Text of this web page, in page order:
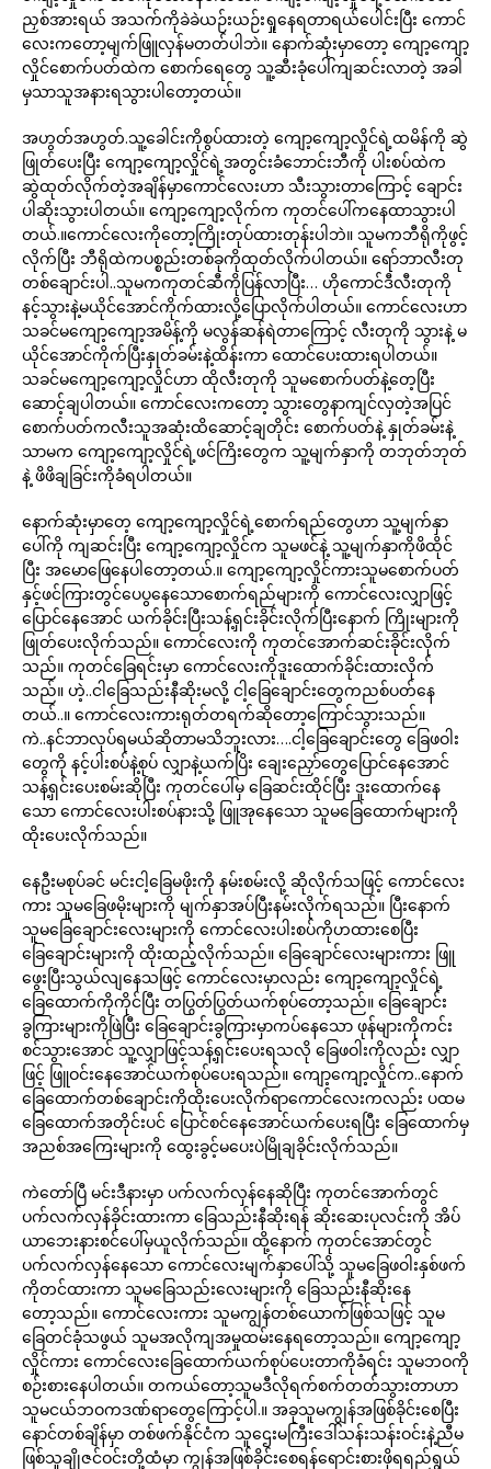
ညှစ်အားရယ် အသက်ကိုခဲခဲယဉ်းယဉ်းရှုနေရတာရယ်ပေါင်းပြီး ကောင်
လေးကတော့မျက်ဖြူလှန်မတတ်ပါဘဲ။ နောက်ဆုံးမှာတော့ ကျော့ကျော့
လှိုင်စောက်ပတ်ထဲက စောက်ရေတွေ သူ့ဆီးခုံပေါ်ကျဆင်းလာတဲ့ အခါ
မှသာသူအနားရသွားပါတော့တယ်။
အဟွတ်အဟွတ်.သူ့ခေါင်းကိုစွပ်ထားတဲ့ ကျော့ကျော့လှိုင်ရဲ့ထမိန်ကို ဆွဲ
ဖြုတ်ပေးပြီး ကျော့ကျော့လှိုင်ရဲ့အတွင်းခံဘောင်းဘီကို ပါးစပ်ထဲက
ဆွဲထုတ်လိုက်တဲ့အချိန်မှာကောင်လေးဟာ သီးသွားတာကြောင့် ချောင်း
ပါဆိုးသွားပါတယ်။ ကျော့ကျော့လိုက်က ကုတင်ပေါ်ကနေထာသွားပါ
တယ်.။ကောင်လေးကိုတော့ကြိုးတုပ်ထားတုန်းပါဘဲ။ သူမကဘီရိုကိုဖွင့်
လိုက်ပြီး ဘီရိုထဲကပစ္စည်းတစ်ခုကိုထုတ်လိုက်ပါတယ်။ ရော်ဘာလီးတု
တစ်ချောင်းပါ..သူမကကုတင်ဆီကိုပြန်လာပြီး… ဟိုကောင်ဒီလီးတုကို
နင့်သွားနဲ့မယိုင်အောင်ကိုက်ထားလို့ပြောလိုက်ပါတယ်။ ကောင်လေးဟာ
သခင်မကျော့ကျော့အမိန့်ကို မလွန်ဆန်ရဲတာကြောင့် လီးတုကို သွားနဲ့ မ
ယိုင်အောင်ကိုက်ပြီးနှုတ်ခမ်းနဲ့ထိန်းကာ ထောင်ပေးထားရပါတယ်။
သခင်မကျော့ကျော့လှိုင်ဟာ ထိုလီးတုကို သူမစောက်ပတ်နဲ့တေ့ပြီး
ဆောင့်ချပါတယ်။ ကောင်လေးကတော့ သွားတွေနာကျင်လှတဲ့အပြင်
စောက်ပတ်ကလီးသူအဆုံးထိဆောင့်ချတိုင်း စောက်ပတ်နဲ့ နှုတ်ခမ်းနဲ့
သာမက ကျော့ကျော့လှိုင်ရဲ့ဖင်ကြိးတွေက သူ့မျက်နှာကို တဘုတ်ဘုတ်
နဲ့ ဖိဖိချခြင်းကိုခံရပါတယ်။
နောက်ဆုံးမှာတေ့ ကျော့ကျော့လှိုင်ရဲ့စောက်ရည်တွေဟာ သူ့မျက်နှာ
ပေါ်ကို ကျဆင်းပြီး ကျော့ကျော့လှိုင်က သူမဖင်နဲ့ သူ့မျက်နှာကိုဖိထိုင်
ပြီး အမောဖြေနေပါတော့တယ်.။ ကျော့ကျော့လှိုင်ကားသူမစောက်ပတ်
နှင့်ဖင်ကြားတွင်ပေပွနေသောစောက်ရည်များကို ကောင်လေးလျှာဖြင့်
ပြောင်နေအောင် ယက်ခိုင်းပြီးသန့်ရှင်းခိုင်းလိုက်ပြီးနောက် ကြိုးများကို
ဖြုတ်ပေးလိုက်သည်။ ကောင်လေးကို ကုတင်အောက်ဆင်းခိုင်းလိုက်
သည်။ ကုတင်ခြေရင်းမှာ ကောင်လေးကိုဒူးထောက်ခိုင်းထားလိုက်
သည်။ ဟဲ့..ငါခြေသည်းနီဆိုးမလို့ ငါ့ခြေချောင်းတွေကညစ်ပတ်နေ
တယ်..။ ကောင်လေးကားရုတ်တရက်ဆိုတော့ကြောင်သွားသည်။
ကဲ..နင်ဘာလုပ်ရမယ်ဆိုတာမသိဘူးလား….ငါ့ခြေချောင်းတွေ ခြေဖဝါး
တွေကို နင့်ပါးစပ်နဲ့စုပ် လျှာနဲ့ယက်ပြိး ချေးညှော်တွေပြောင်နေအောင်
သန့်ရှင်းပေးစမ်းဆိုပြီး ကုတင်ပေါ်မှ ခြေဆင်းထိုင်ပြီး ဒူးထောက်နေ
သော ကောင်လေးပါးစပ်နားသို့ ဖြူအုနေသော သူမခြေထောက်များကို
ထိုးပေးလိုက်သည်။
နေဦးမစုပ်ခင် မင်းငါ့ခြေမဖိုးကို နမ်းစမ်းလို့ ဆိုလိုက်သဖြင့် ကောင်လေး
ကား သူမခြေဖမိုးများကို မျက်နှာအပ်ပြီးနမ်းလိုက်ရသည်။ ပြီးနောက်
သူမခြေချောင်းလေးများကို ကောင်လေးပါးစပ်ကိုဟထားစေပြီး
ခြေချောင်းများကို ထိုးထည့်လိုက်သည်။ ခြေချောင်လေးများကား ဖြူ
ဖွေးပြီးသွယ်လျနေသဖြင့် ကောင်လေးမှာလည်း ကျော့ကျော့လှိုင်ရဲ့
ခြေထောက်ကိုကိုင်ပြီး တပြွတ်ပြွတ်ယက်စုပ်တော့သည်။ ခြေချောင်း
ခွကြားများကိုဖြဲပြီး ခြေချောင်းခွကြားမှာကပ်နေသော ဖုန်များကိုကင်း
စင်သွားအောင် သူ့လျှာဖြင့်သန့်ရှင်းပေးရသလို ခြေဖဝါးကိုလည်း လျှာ
ဖြင့် ဖြူဝင်းနေအောင်ယက်စုပ်ပေးရသည်။ ကျော့ကျော့လှိုင်က..နောက်
ခြေထောက်တစ်ချောင်းကိုထိုးပေးလိုက်ရာကောင်လေးကလည်း ပထမ
ခြေထောက်အတိုင်းပင် ပြောင်စင်နေအောင်ယက်ပေးရပြီး ခြေထောက်မှ
အညစ်အကြေးများကို ထွေးခွင့်မပေးပဲမြိုချခိုင်းလိုက်သည်။
ကဲတော်ပြီ မင်းဒီနားမှာ ပက်လက်လှန်နေဆိုပြီး ကုတင်အောက်တွင်
ပက်လက်လှန်ခိုင်းထားကာ ခြေသည်းနီဆိုးရန် ဆိုးဆေးပုလင်းကို အိပ်
ယာဘေးနားစင်ပေါ်မှယူလိုက်သည်။ ထို့နောက် ကုတင်အောင်တွင်
ပက်လက်လှန်နေသော ကောင်လေးမျက်နှာပေါ်သို့ သူမခြေဖဝါးနှစ်ဖက်
ကိုတင်ထားကာ သူမခြေသည်းလေးများကို ခြေသည်းနီဆိုးနေ
တော့သည်။ ကောင်လေးကား သူမကျွန်တစ်ယောက်ဖြစ်သဖြင့် သူမ
ခြေတင်ခုံသဖွယ် သူမအလိုကျအမှုထမ်းနေရတော့သည်။ ကျော့ကျော့
လှိုင်ကား ကောင်လေးခြေထောက်ယက်စုပ်ပေးတာကိုခံရင်း သူမဘဝကို
စဉ်းစားနေပါတယ်။ တကယ်တော့သူမဒီလိုရက်စက်တတ်သွားတာဟာ
သူမငယ်ဘဝကဒဏ်ရာတွေကြောင့်ပါ.။ အခုသူမကျွန်အဖြစ်ခိုင်းစေပြီး
နောင်တစ်ချိန်မှာ တစ်ဖက်နိုင်ငံက သူဌေးမကြီးဒေါ်သန်းသန်းဝင်းနဲ့ညီမ
ဖြစ်သူချိုဇင်ဝင်းတို့ထံမှာ ကျွန်အဖြစ်ခိုင်းစေရန်ရောင်းစားဖိုရရည်ရွယ်